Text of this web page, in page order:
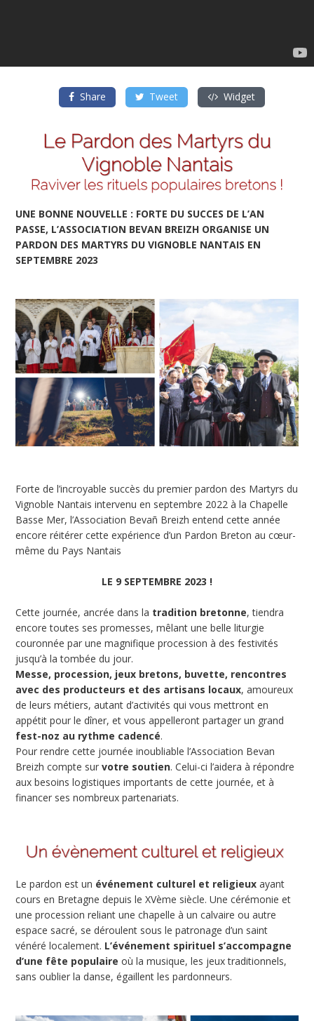
Share Tweet Widget
UNE BONNE NOUVELLE : FORTE DU SUCCES DE L’AN
PASSE, L’ASSOCIATION BEVAN BREIZH ORGANISE UN
PARDON DES MARTYRS DU VIGNOBLE NANTAIS EN
SEPTEMBRE 2023
Forte de l’incroyable succès du premier pardon des Martyrs du
Vignoble Nantais intervenu en septembre 2022 à la Chapelle
Basse Mer, l’Association Bevañ Breizh entend cette année
encore réitérer cette expérience d’un Pardon Breton au cœur-
même du Pays Nantais
LE 9 SEPTEMBRE 2023 !
Cette journée, ancrée dans la tradition bretonne, tiendra
encore toutes ses promesses, mêlant une belle liturgie
couronnée par une magnifique procession à des festivités
jusqu’à la tombée du jour.
Messe, procession, jeux bretons, buvette, rencontres
avec des producteurs et des artisans locaux, amoureux
de leurs métiers, autant d’activités qui vous mettront en
appétit pour le dîner, et vous appelleront partager un grand
fest-noz au rythme cadencé.
Pour rendre cette journée inoubliable l’Association Bevan
Breizh compte sur votre soutien. Celui-ci l’aidera à répondre
aux besoins logistiques importants de cette journée, et à
financer ses nombreux partenariats.
Le pardon est un événement culturel et religieux ayant
cours en Bretagne depuis le XVème siècle. Une cérémonie et
une procession reliant une chapelle à un calvaire ou autre
espace sacré, se déroulent sous le patronage d’un saint
vénéré localement. L’événement spirituel s’accompagne
d’une fête populaire où la musique, les jeux traditionnels,
sans oublier la danse, égaillent les pardonneurs.